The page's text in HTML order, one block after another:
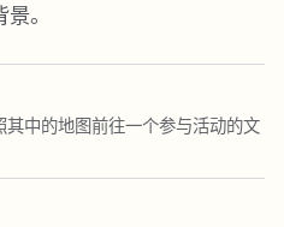
。
中的地图前往一个参与活动的文